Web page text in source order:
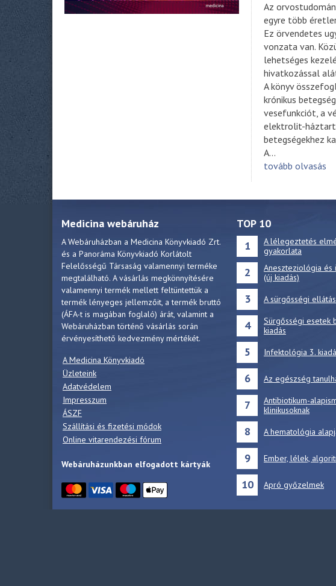
Az
egyre több
Ez örvendetes
vonzata van.
lehetséges
hivatkozással
A könyv
krónikus
vesefunkciót, a
elektrolit-
betegségekhez
A...
tovább olvasás
Medicina webáruház
A Webáruházban a Medicina Könyvkiadó Zrt.
és a Panoráma Könyvkiadó Korlátolt
Felelősségű Társaság valamennyi terméke
megtalálható. A vásárlás megkönnyítésére
valamennyi termék mellett feltüntettük a
termék lényeges jellemzőit, a termék bruttó
(ÁFA-t is magában foglaló) árát, valamint a
Webáruházban történő vásárlás során
érvényesíthető kedvezmény mértékét.
A Medicina Könyvkiadó
Üzleteink
Adatvédelem
Impresszum
ÁSZF
Szállítási és fizetési módok
Online vitarendezési fórum
Webáruházunkban elfogadott kártyák
TOP 10
1
A lélegeztetés
gyakorlata
2
Aneszteziológia és
(új kiadás)
3 A sürgősségi
4
Sürgősségi esetek
kiadás
5 Infektológia 3.
6 Az egészség
7
Antibiotikum-
klinikusoknak
8 A hematológia
9 Ember, lélek,
10 Apró győzelmek